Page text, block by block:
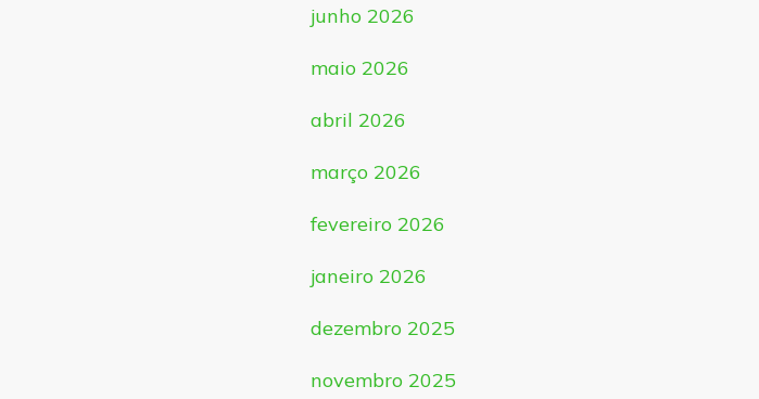
junho 2026
maio 2026
abril 2026
março 2026
fevereiro 2026
janeiro 2026
dezembro 2025
novembro 2025